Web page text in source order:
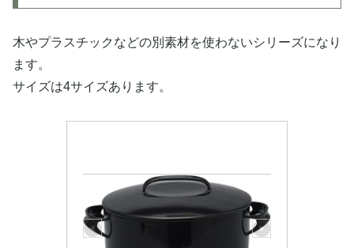
木やプラスチックなどの別素材を使わないシリーズになり
ます。
サイズは4サイズあります。